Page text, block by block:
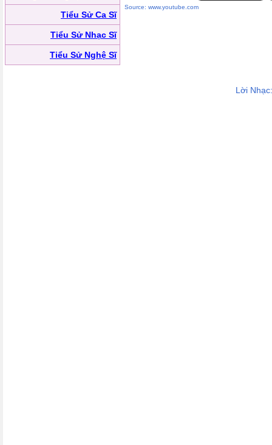
Tiểu Sử Ca Sĩ
Tiểu Sử Nhạc Sĩ
Tiểu Sử Nghệ Sĩ
Source: www.youtube.com
Lời